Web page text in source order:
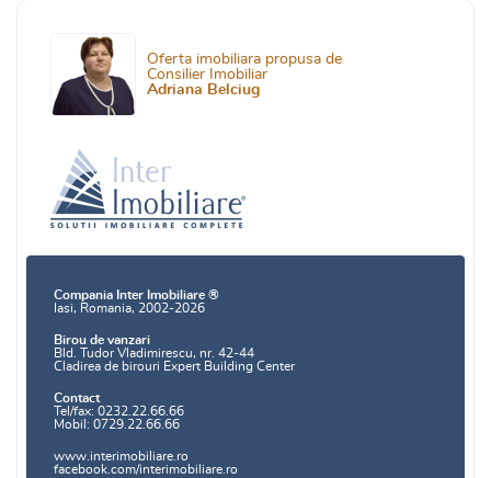
Oferta imobiliara propusa de
Consilier Imobiliar
Adriana Belciug
Compania Inter Imobiliare ®
Iasi, Romania, 2002-2026
Birou de vanzari
Bld. Tudor Vladimirescu, nr. 42-44
Cladirea de birouri Expert Building Center
Contact
Tel/fax: 0232.22.66.66
Mobil: 0729.22.66.66
www.interimobiliare.ro
facebook.com/interimobiliare.ro